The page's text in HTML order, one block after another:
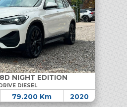
NIGHT EDITION
DIESEL
79.200 Km 2020